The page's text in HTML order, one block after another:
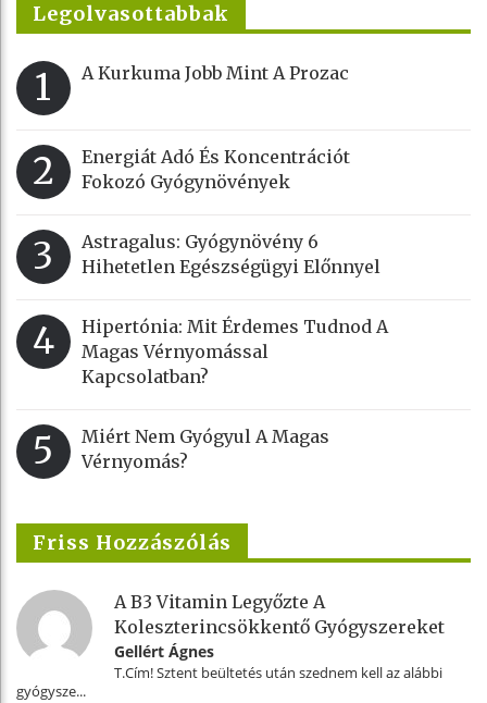
Legolvasottabbak
1 A Kurkuma Jobb Mint A Prozac
2
Energiát Adó És Koncentrációt
Fokozó Gyógynövények
3
Astragalus: Gyógynövény 6
Hihetetlen Egészségügyi Előnnyel
4
Hipertónia: Mit Érdemes Tudnod A
Magas Vérnyomással
Kapcsolatban?
5
Miért Nem Gyógyul A Magas
Vérnyomás?
Friss Hozzászólás
A B3 Vitamin Legyőzte A
Koleszterincsökkentő Gyógyszereket
Gellért Ágnes
T.Cím! Sztent beültetés után szednem kell az alábbi
gyógysze...